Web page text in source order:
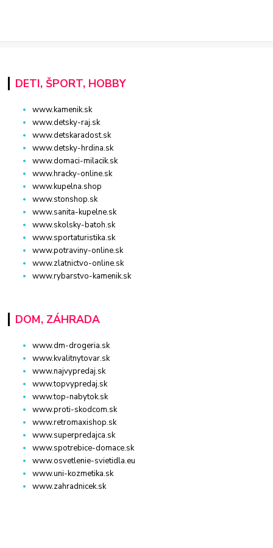
DETI, ŠPORT, HOBBY
www.kamenik.sk
www.detsky-raj.sk
www.detskaradost.sk
www.detsky-hrdina.sk
www.domaci-milacik.sk
www.hracky-online.sk
www.kupelna.shop
www.stonshop.sk
www.sanita-kupelne.sk
www.skolsky-batoh.sk
www.sportaturistika.sk
www.potraviny-online.sk
www.zlatnictvo-online.sk
www.rybarstvo-kamenik.sk
DOM, ZÁHRADA
www.dm-drogeria.sk
www.kvalitnytovar.sk
www.najvypredaj.sk
www.topvypredaj.sk
www.top-nabytok.sk
www.proti-skodcom.sk
www.retromaxishop.sk
www.superpredajca.sk
www.spotrebice-domace.sk
www.osvetlenie-svietidla.eu
www.uni-kozmetika.sk
www.zahradnicek.sk